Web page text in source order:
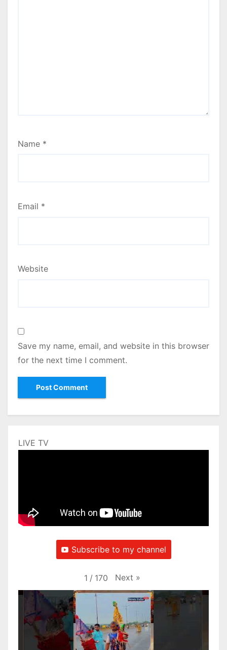
Name *
Email *
Website
Save my name, email, and website in this browser
for the next time I comment.
LIVE TV
Subscribe to my channel
1 / 170 Next »